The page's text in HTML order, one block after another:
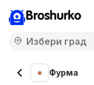
Broshurko
Фурма